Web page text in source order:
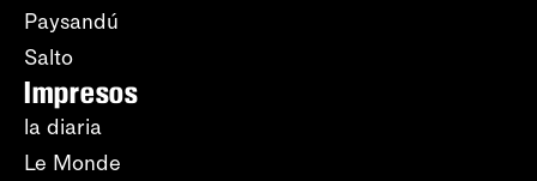
Paysandú
Salto
Impresos
la diaria
Le Monde